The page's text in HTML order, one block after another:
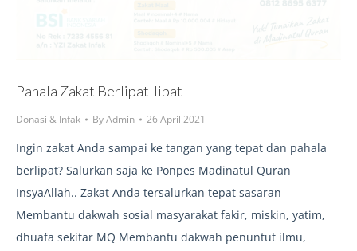
Pahala Zakat Berlipat-lipat
Donasi & Infak ByAdmin 26 April 2021
Ingin zakat Anda sampai ke tangan yang tepat dan pahala
berlipat? Salurkan saja ke Ponpes Madinatul Quran
InsyaAllah.. Zakat Anda tersalurkan tepat sasaran
Membantu dakwah sosial masyarakat fakir, miskin, yatim,
dhuafa sekitar MQ Membantu dakwah penuntut ilmu,